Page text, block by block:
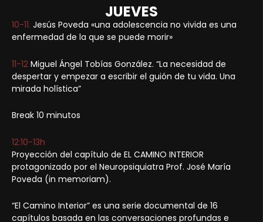
JUEVES
10-11. Jesús Poveda «una adolescencia no vivida es una
enfermedad de la que se puede morir»
11-12 Miguel Ángel Tobías González. “La necesidad de
despertar y empezar a escribir el guión de tu vida. Una
mirada holística”
Break 10 minutos
12:10-13h
Proyección del capítulo de EL CAMINO INTERIOR
protagonizado por el Neuropsiquiatra Prof. José María
Poveda (in memoriam).
“El Camino Interior” es una serie documental de 16
capítulos basada en las conversaciones profundas e